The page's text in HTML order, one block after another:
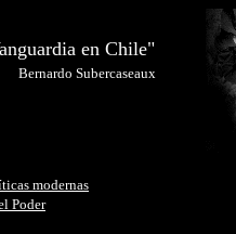
en Chile"
Bernardo Subercaseaux
modernas
Poder